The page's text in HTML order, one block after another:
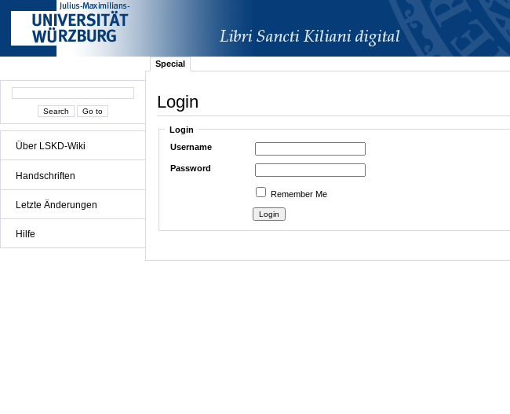
Über LSKD-Wiki
Handschriften
Letzte Änderungen
Hilfe
Special
Login
Login
Username
Password
Remember Me